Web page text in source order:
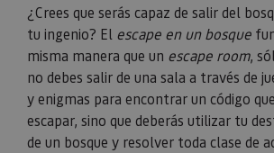
¿Crees que serás capaz de salir del
tu ingenio? El escape en un bosque
misma manera que un escape room,
no debes salir de una sala a través de
y enigmas para encontrar un código
escapar, sino que deberás utilizar tu
de un bosque y resolver toda clase de